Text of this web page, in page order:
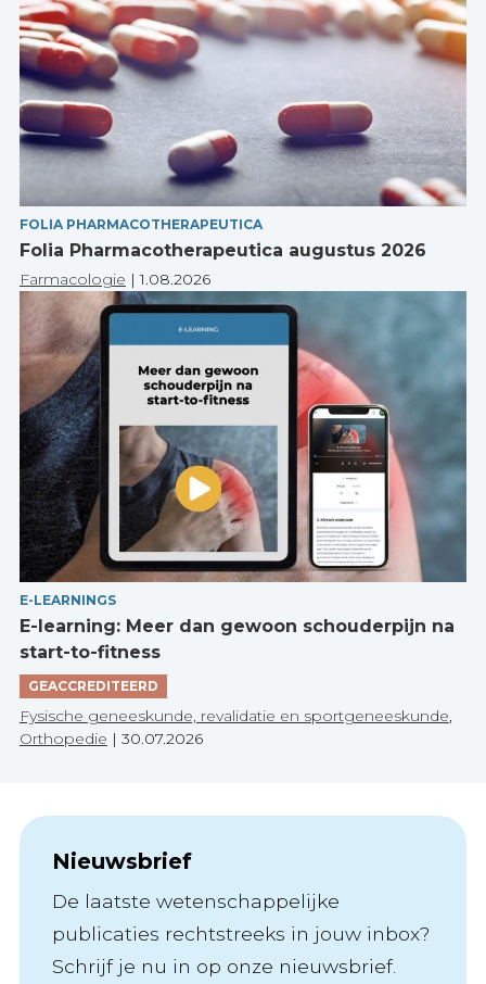
FOLIA PHARMACOTHERAPEUTICA
Folia Pharmacotherapeutica augustus 2026
Farmacologie |1.08.2026
E-LEARNINGS
E-learning: Meer dan gewoon schouderpijn na
start-to-fitness
GEACCREDITEERD
Fysische geneeskunde, revalidatie en sportgeneeskunde
Orthopedie | 30.07.2026
Nieuwsbrief
De laatste wetenschappelijke
publicaties rechtstreeks in jouw inbox?
Schrijf je nu in op onze nieuwsbrief.